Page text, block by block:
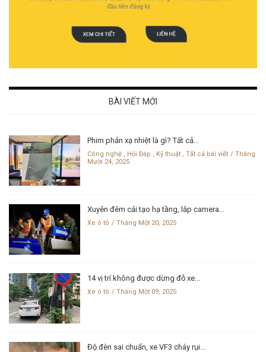
BÀI VIẾT MỚI
Phim phản xạ nhiệt là gì? Tất cả...
Công nghệ Hỏi Đáp Kỹ thuật Tất cả bài viết
Tháng
Mười 24, 2025
Xuyên đêm cải tạo hạ tầng, lắp camera...
Xe ô tô Tháng Một 20, 2025
14 vị trí không được dừng đỗ xe...
Xe ô tô Tháng Một 09, 2025
Độ đèn sai chuẩn, xe VF3 cháy rụi...